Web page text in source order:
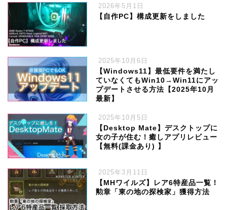
2026年5月1日
【自作PC】構成更新をしました
2025年10月6日
【Windows11】最低要件を満たし
ていなくてもWin10→Win11にアッ
プデートさせる方法【2025年10月
最新】
2025年10月5日
【Desktop Mate】デスクトップに
女の子が住む！癒しアプリレビュー
【無料(課金あり) 】
2025年3月11日
【MHワイルズ】レア6特産品一覧！
勲章「東の地の探検家」獲得方法